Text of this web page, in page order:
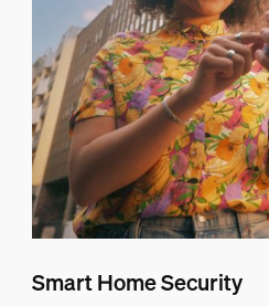
Smart Home Security